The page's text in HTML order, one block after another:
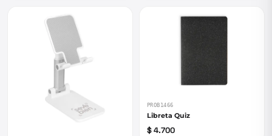
PROB1466
Libreta Quiz
$ 4.700